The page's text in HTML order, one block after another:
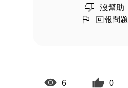
沒幫助
回報問題
6 0